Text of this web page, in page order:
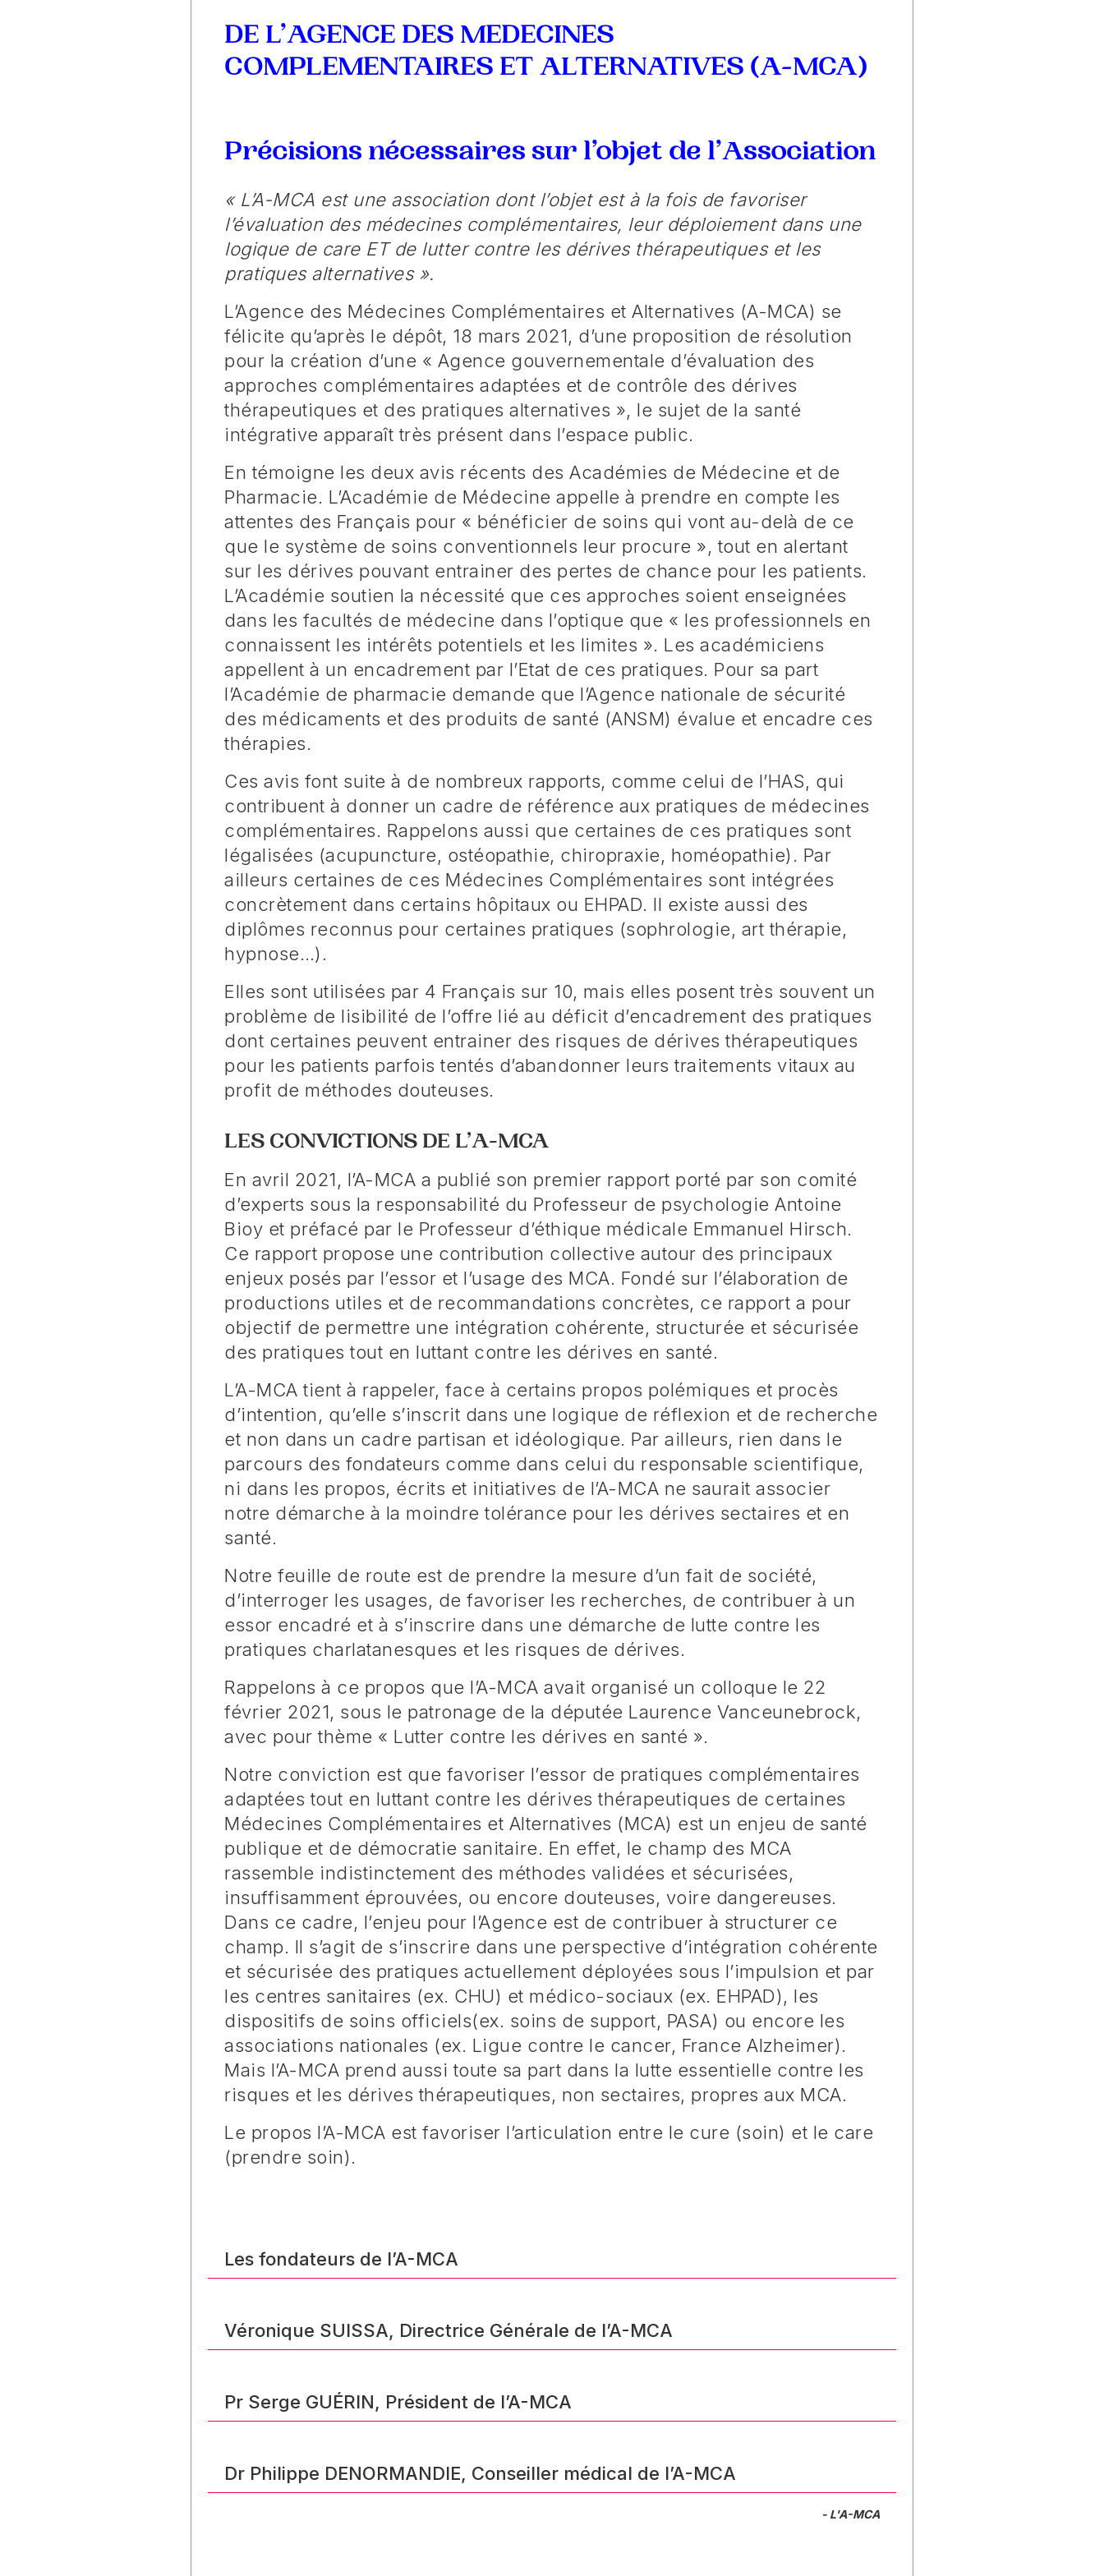
DE L’AGENCE DES MEDECINES
COMPLEMENTAIRES ET ALTERNATIVES (A-MCA)
Précisions nécessaires sur l’objet de l’Association
« L’A-MCA est une association dont l’objet est à la fois de favoriser
l’évaluation des médecines complémentaires, leur déploiement dans une
logique de care ET de lutter contre les dérives thérapeutiques et les
pratiques alternatives ».
L’Agence des Médecines Complémentaires et Alternatives (A-MCA) se
félicite qu’après le dépôt, 18 mars 2021, d’une proposition de résolution
pour la création d’une « Agence gouvernementale d’évaluation des
approches complémentaires adaptées et de contrôle des dérives
thérapeutiques et des pratiques alternatives », le sujet de la santé
intégrative apparaît très présent dans l’espace public.
En témoigne les deux avis récents des Académies de Médecine et de
Pharmacie. L’Académie de Médecine appelle à prendre en compte les
attentes des Français pour « bénéficier de soins qui vont au-delà de ce
que le système de soins conventionnels leur procure », tout en alertant
sur les dérives pouvant entrainer des pertes de chance pour les patients.
L’Académie soutien la nécessité que ces approches soient enseignées
dans les facultés de médecine dans l’optique que « les professionnels en
connaissent les intérêts potentiels et les limites ». Les académiciens
appellent à un encadrement par l’Etat de ces pratiques. Pour sa part
l’Académie de pharmacie demande que l’Agence nationale de sécurité
des médicaments et des produits de santé (ANSM) évalue et encadre ces
thérapies.
Ces avis font suite à de nombreux rapports, comme celui de l’HAS, qui
contribuent à donner un cadre de référence aux pratiques de médecines
complémentaires. Rappelons aussi que certaines de ces pratiques sont
légalisées (acupuncture, ostéopathie, chiropraxie, homéopathie). Par
ailleurs certaines de ces Médecines Complémentaires sont intégrées
concrètement dans certains hôpitaux ou EHPAD. Il existe aussi des
diplômes reconnus pour certaines pratiques (sophrologie, art thérapie,
hypnose…).
Elles sont utilisées par 4 Français sur 10, mais elles posent très souvent un
problème de lisibilité de l’offre lié au déficit d’encadrement des pratiques
dont certaines peuvent entrainer des risques de dérives thérapeutiques
pour les patients parfois tentés d’abandonner leurs traitements vitaux au
profit de méthodes douteuses.
LES CONVICTIONS DE L’A-MCA
En avril 2021, l’A-MCA a publié son premier rapport porté par son comité
d’experts sous la responsabilité du Professeur de psychologie Antoine
Bioy et préfacé par le Professeur d’éthique médicale Emmanuel Hirsch.
Ce rapport propose une contribution collective autour des principaux
enjeux posés par l’essor et l’usage des MCA. Fondé sur l’élaboration de
productions utiles et de recommandations concrètes, ce rapport a pour
objectif de permettre une intégration cohérente, structurée et sécurisée
des pratiques tout en luttant contre les dérives en santé.
L’A-MCA tient à rappeler, face à certains propos polémiques et procès
d’intention, qu’elle s’inscrit dans une logique de réflexion et de recherche
et non dans un cadre partisan et idéologique. Par ailleurs, rien dans le
parcours des fondateurs comme dans celui du responsable scientifique,
ni dans les propos, écrits et initiatives de l’A-MCA ne saurait associer
notre démarche à la moindre tolérance pour les dérives sectaires et en
santé.
Notre feuille de route est de prendre la mesure d’un fait de société,
d’interroger les usages, de favoriser les recherches, de contribuer à un
essor encadré et à s’inscrire dans une démarche de lutte contre les
pratiques charlatanesques et les risques de dérives.
Rappelons à ce propos que l’A-MCA avait organisé un colloque le 22
février 2021, sous le patronage de la députée Laurence Vanceunebrock,
avec pour thème « Lutter contre les dérives en santé ».
Notre conviction est que favoriser l’essor de pratiques complémentaires
adaptées tout en luttant contre les dérives thérapeutiques de certaines
Médecines Complémentaires et Alternatives (MCA) est un enjeu de santé
publique et de démocratie sanitaire. En effet, le champ des MCA
rassemble indistinctement des méthodes validées et sécurisées,
insuffisamment éprouvées, ou encore douteuses, voire dangereuses.
Dans ce cadre, l’enjeu pour l’Agence est de contribuer à structurer ce
champ. Il s’agit de s’inscrire dans une perspective d’intégration cohérente
et sécurisée des pratiques actuellement déployées sous l’impulsion et par
les centres sanitaires (ex. CHU) et médico-sociaux (ex. EHPAD), les
dispositifs de soins officiels(ex. soins de support, PASA) ou encore les
associations nationales (ex. Ligue contre le cancer, France Alzheimer).
Mais l’A-MCA prend aussi toute sa part dans la lutte essentielle contre les
risques et les dérives thérapeutiques, non sectaires, propres aux MCA.
Le propos l’A-MCA est favoriser l’articulation entre le cure (soin) et le care
(prendre soin).
Les fondateurs de l’A-MCA
Véronique SUISSA, Directrice Générale de l’A-MCA
Pr Serge GUÉRIN, Président de l’A-MCA
Dr Philippe DENORMANDIE, Conseiller médical de l’A-MCA
- L'A-MCA